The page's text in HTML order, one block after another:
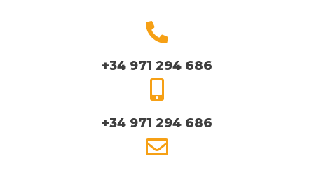
+34 971 294 686
+34 971 294 686